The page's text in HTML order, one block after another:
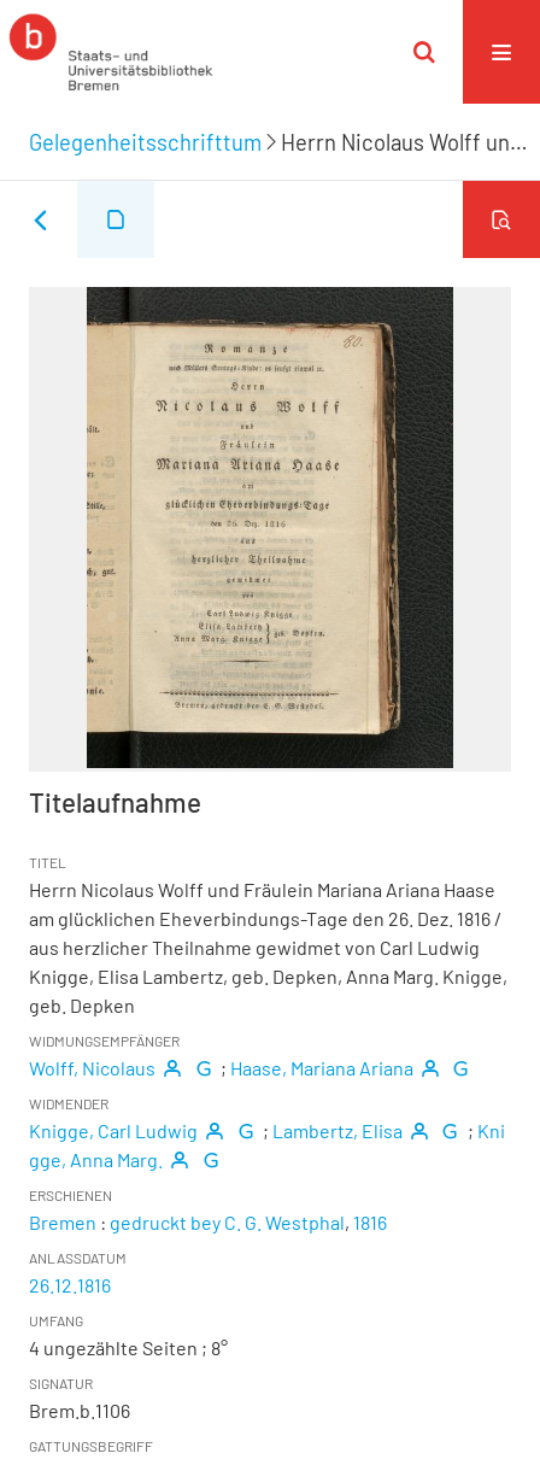
Gelegenheitsschrifttum Herrn Nicolaus Wolff und Fräulein Mariana Ariana Haase am glücklichen Eheverbindungs-Tage den 26. Dez. 1816
Titelaufnahme
TITEL
Herrn Nicolaus Wolff und Fräulein Mariana Ariana Haase
am glücklichen Eheverbindungs-Tage den 26. Dez. 1816 /
aus herzlicher Theilnahme gewidmet von Carl Ludwig
Knigge, Elisa Lambertz, geb. Depken, Anna Marg. Knigge,
geb. Depken
WIDMUNGSEMPFÄNGER
Wolff, Nicolaus ; Haase, Mariana Ariana
WIDMENDER
Knigge, Carl Ludwig ; Lambertz, Elisa ; Kni
gge, Anna Marg.
ERSCHIENEN
Bremen : gedruckt bey C. G. Westphal, 1816
ANLASSDATUM
26.12.1816
UMFANG
4 ungezählte Seiten ; 8°
SIGNATUR
Brem.b.1106
GATTUNGSBEGRIFF